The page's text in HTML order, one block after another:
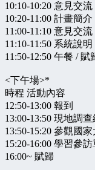
10:10-10:20 意見交流
10:20-11:00 計畫簡介
11:00-11:10 意見交流
11:10-11:50 系統說明
11:50-12:50 午餐 / 賦
<下午場>*
時程 活動內容
12:50-13:00 報到
13:00-13:50 現地調
13:50-15:20 參觀國
15:20-16:00 學習參
16:00~ 賦歸